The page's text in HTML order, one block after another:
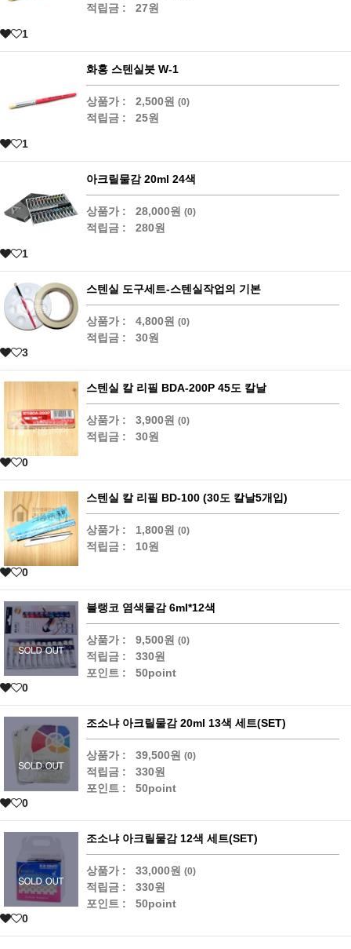
적립금 : 27원
1
화홍 스텐실붓 W-1
상품가 : 2,500원 (0)
적립금 : 25원
1
아크릴물감 20ml 24색
상품가 : 28,000원 (0)
적립금 : 280원
1
스텐실 도구세트-스텐실작업의 기본
상품가 : 4,800원 (0)
적립금 :
30원
3
스텐실 칼 리필 BDA-200P 45도 칼날
상품가 : 3,900원 (0)
적립금 : 30원
0
스텐실 칼 리필 BD-100 (30도 칼날5개입)
상품가 : 1,800원 (0)
적립금 : 10원
0
블랭코 염색물감 6ml*12색
상품가 : 9,500원 (0)
적립금 :
330원
포인트 :
50point
0
조소냐 아크릴물감 20ml 13색 세트(SET)
상품가 : 39,500원 (0)
적립금 :
330원
포인트 :
50point
0
조소냐 아크릴물감 12색 세트(SET)
상품가 : 33,000원 (0)
적립금 :
330원
포인트 :
50point
0